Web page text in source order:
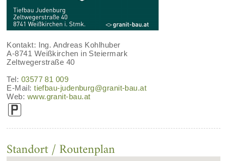
Kontakt: Ing. Andreas Kohlhuber
A-8741 Weißkirchen in Steiermark
Zeltwegerstraße 40
Tel: 03577 81 009
E-Mail:tiefbau-judenburg@granit-bau.at
Web: www.granit-bau.at
Standort / Routenplan